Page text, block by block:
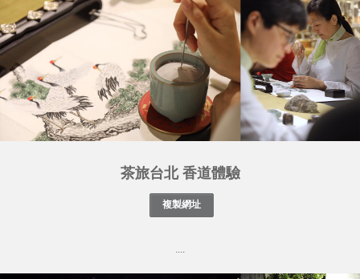
茶旅台北 香道體驗